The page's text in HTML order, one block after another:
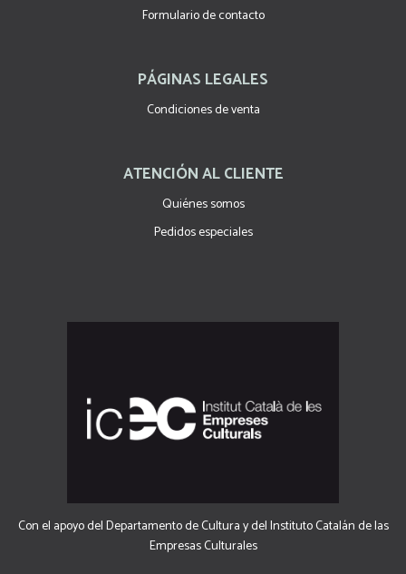
Formulario de contacto
PÁGINAS LEGALES
Condiciones de venta
ATENCIÓN AL CLIENTE
Quiénes somos
Pedidos especiales
Con el apoyo del Departamento de Cultura y del Instituto Catalán de las
Empresas Culturales